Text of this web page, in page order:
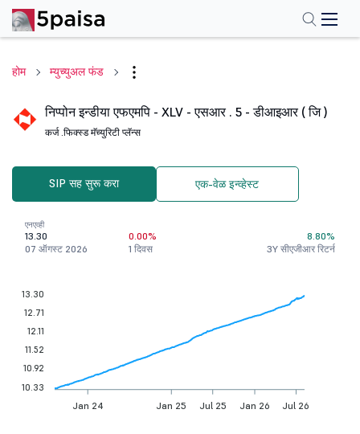
होम म्युच्युअल फंड
निप्पोन इन्डीया एफएमपि - XLV - एसआर . 5 - डीआइआर ( जि )
कर्ज .फिक्स्ड मॅच्युरिटी प्लॅन्स
SIP सह सुरू करा एक-वेळ इन्व्हेस्ट
एनएव्ही
13.30
07 ऑगस्ट 2026
0.00%
1 दिवस
8.80%
3Y सीएजीआर रिटर्न
Jan 24 Jan 25 Jul 25 Jan 26 Jul 26
13.30
12.71
12.11
11.52
10.92
10.33